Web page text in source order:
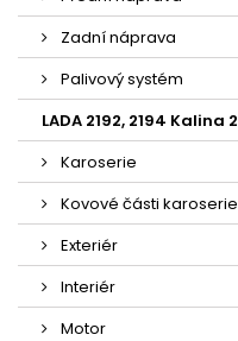
Zadní náprava
Palivový systém
LADA 2192, 2194 Kalina 2
Karoserie
Kovové části karoserie
Exteriér
Interiér
Motor